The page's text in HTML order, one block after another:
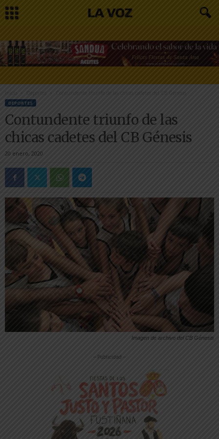
Inicio Contundente triunfo de las chicas cadetes del CB Génesis
DEPORTES
Contundente triunfo de las
chicas cadetes del CB Génesis
20 enero, 2020
Imagen de archivo del CB Génesis
-- Publicidad --